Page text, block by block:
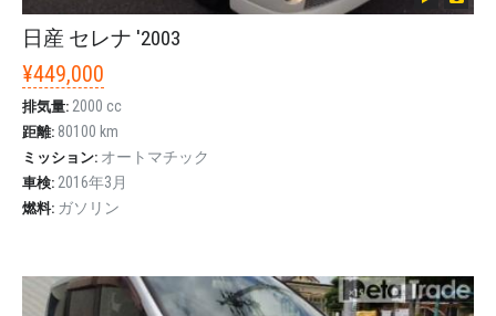
日産 セレナ '2003
¥449,000
排気量: 2000 cc
距離: 80100 km
ミッション: オートマチック
車検: 2016年3月
燃料: ガソリン